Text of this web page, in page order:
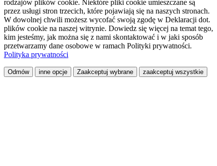
rodzajów plików cookie. Niektóre pliki cookie umieszczane są
przez usługi stron trzecich, które pojawiają się na naszych stronach.
W dowolnej chwili możesz wycofać swoją zgodę w Deklaracji dot.
plików cookie na naszej witrynie. Dowiedz się więcej na temat tego,
kim jesteśmy, jak można się z nami skontaktować i w jaki sposób
przetwarzamy dane osobowe w ramach Polityki prywatności.
Polityka prywatności
Odmów inne opcje Zaakceptuj wybrane zaakceptuj wszystkie